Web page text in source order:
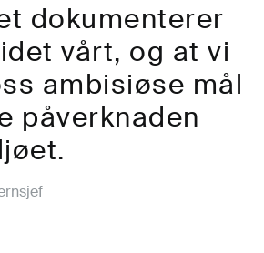
dokumenterer
vårt, og at vi
ambisiøse mål
påverknaden